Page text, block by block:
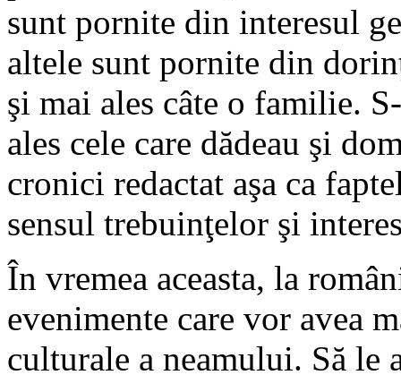
sunt pornite din interesul
altele sunt pornite din
şi mai ales câte o familie.
ales cele care dădeau şi
cronici redactat aşa ca
sensul trebuinţelor şi
În vremea aceasta, la
evenimente care vor avea
culturale a neamului. Să le